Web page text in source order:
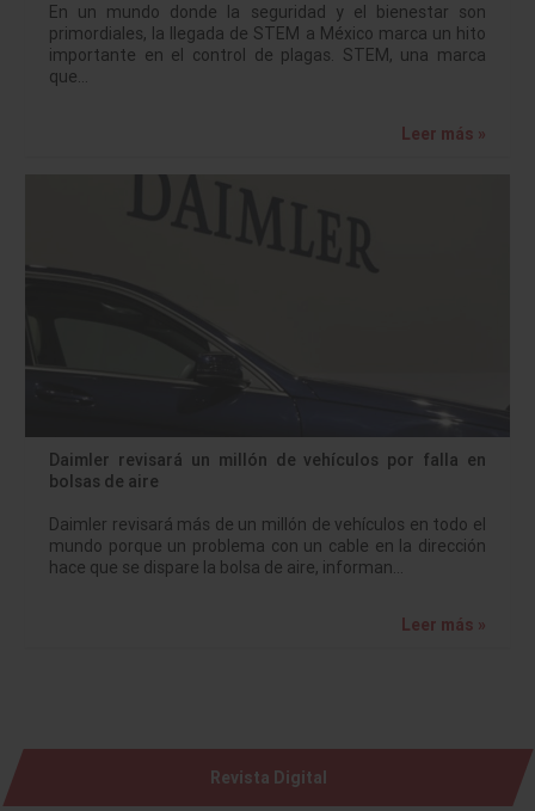
En un mundo donde la seguridad y el bienestar son
primordiales, la llegada de STEM a México marca un hito
importante en el control de plagas. STEM, una marca
que…
Leer más »
Daimler revisará un millón de vehículos por falla en
bolsas de aire
Daimler revisará más de un millón de vehículos en todo el
mundo porque un problema con un cable en la dirección
hace que se dispare la bolsa de aire, informan…
Leer más »
Revista Digital